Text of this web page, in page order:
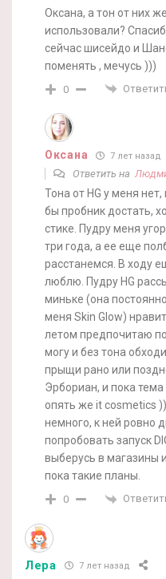
Оксана, а тон от них
использовали?
сейчас шисейдо и
поменять , мечусь )))
0
Оксана 7 лет назад
Ответить на
Тона от HG у меня
бы пробник достать,
стике. Пудру меня
три года, а ее еще
расстанемся. В ходу
люблю. Пудру HG
миньке (она
меня Skin Glow)
летом предпочитаю
могу и без тона
прыщи рано или
Эрбориан, и пока
опять же it cosmetics
немного, к ней ровно
попробовать запуск
выберусь в магазины
пока такие планы.
0
Лера 7 лет назад